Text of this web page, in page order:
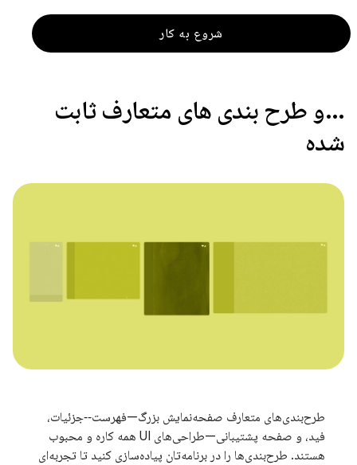
شروع به کار
…و طرح بندی های متعارف ثابت
شده
طرح‌بندی‌های متعارف صفحه‌نمایش بزرگ—فهرست‑‑جزئیات،
فید، و صفحه پشتیبانی—طراحی‌های UI همه کاره و محبوب
هستند. طرح‌بندی‌ها را در برنامه‌تان پیاده‌سازی کنید تا تجربه‌ای